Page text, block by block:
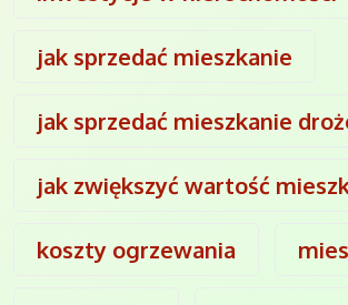
jak sprzedać mieszkanie
jak sprzedać mieszkanie
jak zwiększyć wartość
koszty ogrzewania